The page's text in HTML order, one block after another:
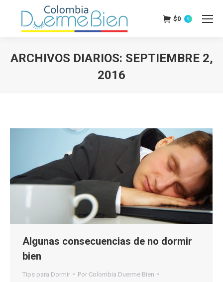
$0 0
ARCHIVOS DIARIOS: SEPTIEMBRE 2,
2016
Algunas consecuencias de no dormir
bien
Tips para Dormir Por Colombia Duerme Bien